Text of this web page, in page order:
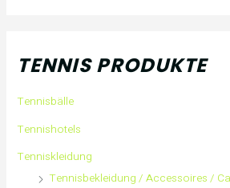
n
TENNIS PRODUKTE
Tennisbälle
Tennishotels
Tenniskleidung
Tennisbekleidung / Accessoires /